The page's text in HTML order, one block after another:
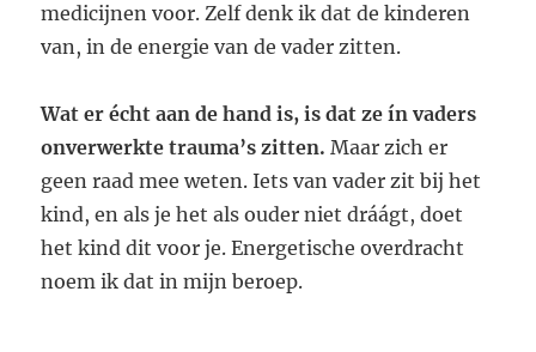
medicijnen voor. Zelf denk ik dat de kinderen
van, in de energie van de vader zitten.
Wat er écht aan de hand is, is dat ze ín vaders
onverwerkte trauma’s zitten. Maar zich er
geen raad mee weten. Iets van vader zit bij het
kind, en als je het als ouder niet dráágt, doet
het kind dit voor je. Energetische overdracht
noem ik dat in mijn beroep.